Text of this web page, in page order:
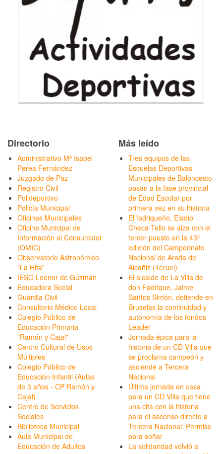
Directorio
Administrativo Mª Isabel
Perea Fernández
Juzgado de Paz
Registro Civil
Polideportivo
Policía Municipal
Oficinas Municipales
Oficina Municipal de
Información al Consumidor
(OMIC)
Observatorio Astronómico
"La Hita"
IESO Leonor de Guzmán
Educadora Social
Guardia Civil
Consultorio Médico Local
Colegio Público de
Educación Primaria
"Ramón y Cajal"
Centro Cultural de Usos
Múltiples
Colegio Público de
Educación Infantil (Aulas
de 3 años - CP Ramón y
Cajal)
Centro de Servicios
Sociales
Biblioteca Municipal
Aula Municipal de
Educación de Adultos
Más leído
Tres equipos de las
Escuelas Deportivas
Municipales de Baloncesto
pasan a la fase provincial
de Edad Escolar por
primera vez en su historia
El fadriqueño, Eladio
Checa Tello se alza con el
tercer puesto en la 43ª
edición del Campeonato
Nacional de Arada de
Alcañiz (Teruel)
El alcalde de La Villa de
don Fadrique, Jaime
Santos Simón, defiende en
Bruselas la continuidad y
autonomía de los fondos
Leader
Jornada épica para la
historia de un CD Villa que
se proclama campeón y
asciende a Tercera
Nacional
Última jornada en casa
para un CD Villa que tiene
una cita con la historia
para el ascenso directo a
Tercera Nacional: Permiso
para soñar
La solidaridad volvió a